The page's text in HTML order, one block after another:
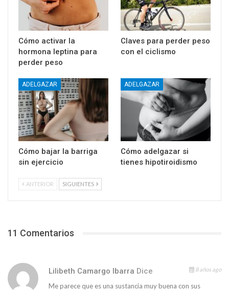
Cómo activar la
hormona leptina para
perder peso
Claves para perder peso
con el ciclismo
ADELGAZAR
Cómo bajar la barriga
sin ejercicio
ADELGAZAR
Cómo adelgazar si
tienes hipotiroidismo
ANTERIOR SIGUIENTES
11 Comentarios
Lilibeth Camargo Ibarra Dice 8 años ago
Me parece que es una sustancia muy buena con sus